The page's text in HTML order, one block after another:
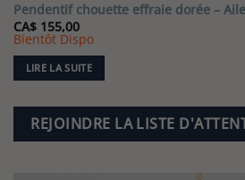
Pendentif chouette effraie dorée –
CA$155,00
Bientôt Dispo
LIRE LA SUITE
REJOINDRE LA LISTE